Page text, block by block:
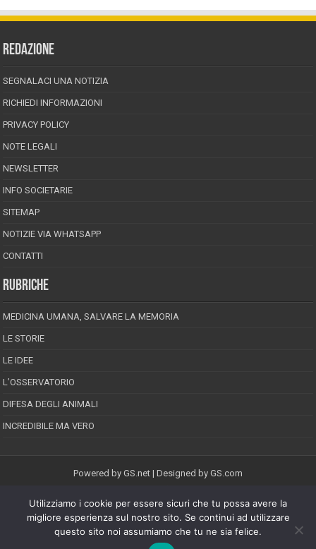
REDAZIONE
SEGNALACI UNA NOTIZIA
RICHIEDI INFORMAZIONI
PRIVACY POLICY
NOTE LEGALI
NEWSLETTER
INFO SOCIETARIE
SITEMAP
NOTIZIE VIA WHATSAPP
CONTATTI
RUBRICHE
MEDICINA UMANA, SALVARE LA MEMORIA
LE STORIE
LE IDEE
L’OSSERVATORIO
DIFESA DEGLI ANIMALI
INCREDIBILE MA VERO
Powered by GS.net | Designed by GS.com
EPINEION EDITRICE S.R.L.P.Iva 02008710689
Registrazione Tribunale di Pescara reg. speciale della stampa n.08/2012
Direttore responsabile: Maurizio Piccinino
Iscrizione al ROC n.22607
Utilizziamo i cookie per essere sicuri che tu possa avere la
migliore esperienza sul nostro sito. Se continui ad utilizzare
questo sito noi assumiamo che tu ne sia felice.